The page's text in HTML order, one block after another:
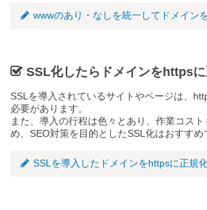
wwwのあり・なしを統一してドメイン
SSL化したらドメインをhttpsに
SSLを導入されているサイトやページは、
必要があります。
また、導入の行程は色々とあり、作業コス
め、SEO対策を目的としたSSL化はおすすめ
SSLを導入したドメインをhttpsに正規